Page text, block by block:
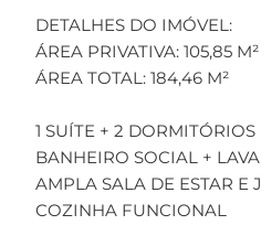
DETALHES DO IMÓVEL:
ÁREA PRIVATIVA: 105,85 M²
ÁREA TOTAL: 184,46 M²
1 SUÍTE + 2 DORMITÓRIOS
BANHEIRO SOCIAL +
AMPLA SALA DE ESTAR E
COZINHA FUNCIONAL